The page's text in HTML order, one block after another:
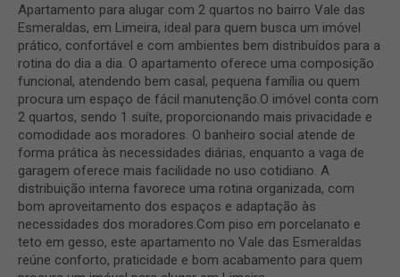
Apartamento para alugar com 2 quartos no bairro Vale das
Esmeraldas, em Limeira, ideal para quem busca um imóvel
prático, confortável e com ambientes bem distribuídos para a
rotina do dia a dia. O apartamento oferece uma composição
funcional, atendendo bem casal, pequena família ou quem
procura um espaço de fácil manutenção.O imóvel conta com
2 quartos, sendo 1 suíte, proporcionando mais privacidade e
comodidade aos moradores. O banheiro social atende de
forma prática às necessidades diárias, enquanto a vaga de
garagem oferece mais facilidade no uso cotidiano. A
distribuição interna favorece uma rotina organizada, com
bom aproveitamento dos espaços e adaptação às
necessidades dos moradores.Com piso em porcelanato e
teto em gesso, este apartamento no Vale das Esmeraldas
reúne conforto, praticidade e bom acabamento para quem